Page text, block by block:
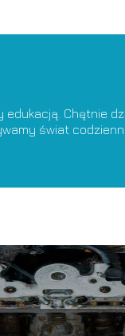
edukacją. Chętnie
świat